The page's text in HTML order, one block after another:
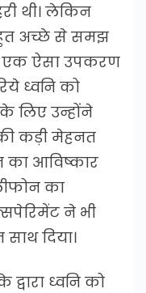
थी। लेकिन
अच्छे से समझ
एक ऐसा उपकरण
ध्वनि को
लिए उन्होंने
कड़ी मेहनत
का आविष्कार
का
ने भी
दिया।
ध्वनि को